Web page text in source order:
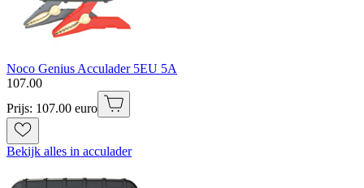
Noco Genius Acculader 5EU 5A
107.00
Prijs: 107.00 euro
Bekijk alles in acculader